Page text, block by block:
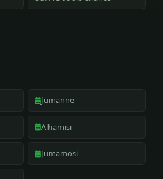
Jumanne
Alhamisi
Jumamosi